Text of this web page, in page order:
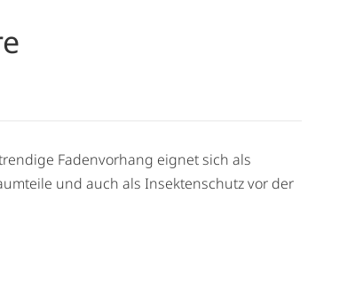
Fadenvorhang eignet sich als
und auch als Insektenschutz vor der